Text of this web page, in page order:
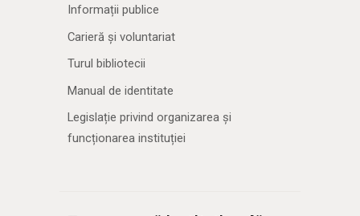
Informații publice
Carieră și voluntariat
Turul bibliotecii
Manual de identitate
Legislație privind organizarea și
funcționarea instituției